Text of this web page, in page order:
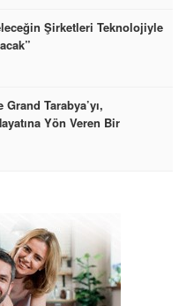
Şirketleri Teknolojiyle
Tarabya’yı,
Yön Veren Bir